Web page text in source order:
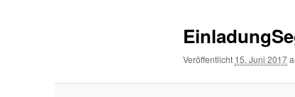
Veröffentlicht 15. Juni 2017